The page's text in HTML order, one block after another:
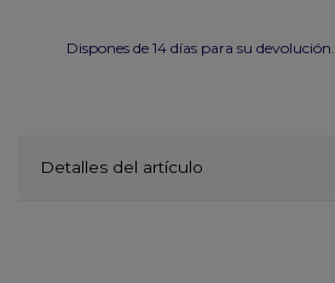
Dispones de 14 días para su devolución.
Detalles del artículo